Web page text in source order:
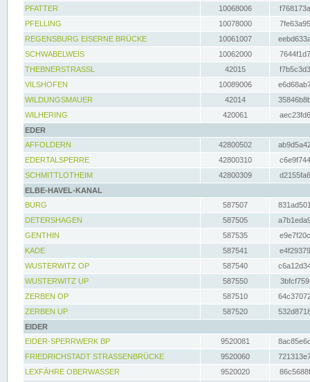
PFATTER
10068006
PFELLING
10078000
REGENSBURG EISERNE BRÜCKE
10061007
SCHWABELWEIS
10062000
THEBNERSTRASSL
42015
VILSHOFEN
10089006
WILDUNGSMAUER
42014
WILHERING
420061
EDER
AFFOLDERN
42800502
EDERTALSPERRE
42800310
SCHMITTLOTHEIM
42800309
ELBE-HAVEL-KANAL
BURG
587507
DETERSHAGEN
587505
GENTHIN
587535
KADE
587541
WUSTERWITZ OP
587540
WUSTERWITZ UP
587550
ZERBEN OP
587510
ZERBEN UP
587520
EIDER
EIDER-SPERRWERK BP
9520081
FRIEDRICHSTADT STRASSENBRÜCKE
9520060
LEXFÄHRE OBERWASSER
9520020